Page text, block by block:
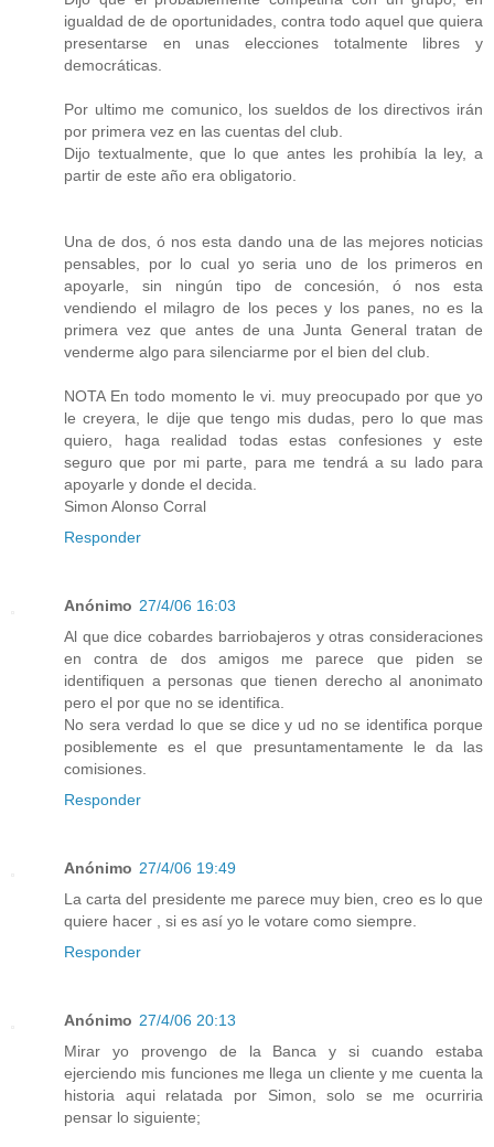
igualdad de de oportunidades, contra todo aquel que quiera
presentarse en unas elecciones totalmente libres y
democráticas.
Por ultimo me comunico, los sueldos de los directivos irán
por primera vez en las cuentas del club.
Dijo textualmente, que lo que antes les prohibía la ley, a
partir de este año era obligatorio.
Una de dos, ó nos esta dando una de las mejores noticias
pensables, por lo cual yo seria uno de los primeros en
apoyarle, sin ningún tipo de concesión, ó nos esta
vendiendo el milagro de los peces y los panes, no es la
primera vez que antes de una Junta General tratan de
venderme algo para silenciarme por el bien del club.
NOTA En todo momento le vi. muy preocupado por que yo
le creyera, le dije que tengo mis dudas, pero lo que mas
quiero, haga realidad todas estas confesiones y este
seguro que por mi parte, para me tendrá a su lado para
apoyarle y donde el decida.
Simon Alonso Corral
Responder
Anónimo 27/4/06 16:03
Al que dice cobardes barriobajeros y otras consideraciones
en contra de dos amigos me parece que piden se
identifiquen a personas que tienen derecho al anonimato
pero el por que no se identifica.
No sera verdad lo que se dice y ud no se identifica porque
posiblemente es el que presuntamentamente le da las
comisiones.
Responder
Anónimo 27/4/06 19:49
La carta del presidente me parece muy bien, creo es lo que
quiere hacer , si es así yo le votare como siempre.
Responder
Anónimo 27/4/06 20:13
Mirar yo provengo de la Banca y si cuando estaba
ejerciendo mis funciones me llega un cliente y me cuenta la
historia aqui relatada por Simon, solo se me ocurriria
pensar lo siguiente;